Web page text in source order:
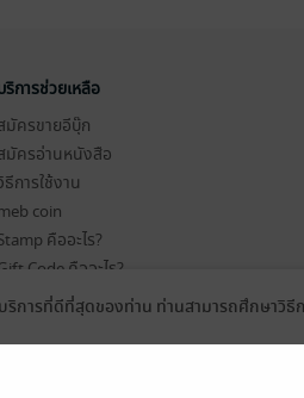
ริการช่วยเหลือ
มัครขายอีบุ๊ก
มัครอ่านหนังสือ
ธีการใช้งาน
coin
คืออะไร?
Code คืออะไร?
เงื่อนไขในการใช้บริการ
ริการที่ดีที่สุดของท่าน ท่านสามารถศึกษา